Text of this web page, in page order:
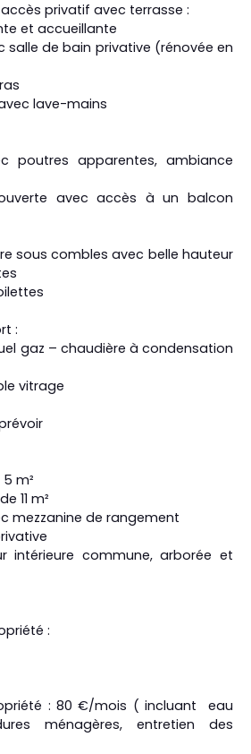
privatif avec terrasse :
et accueillante
salle de bain privative (rénovée en
lave-mains
poutres apparentes, ambiance
avec accès à un balcon
sous combles avec belle hauteur
:
gaz – chaudière à condensation
vitrage
m²
11 m²
mezzanine de rangement
intérieure commune, arborée et
:
: 80 €/mois ( incluant eau
ménagères, entretien des